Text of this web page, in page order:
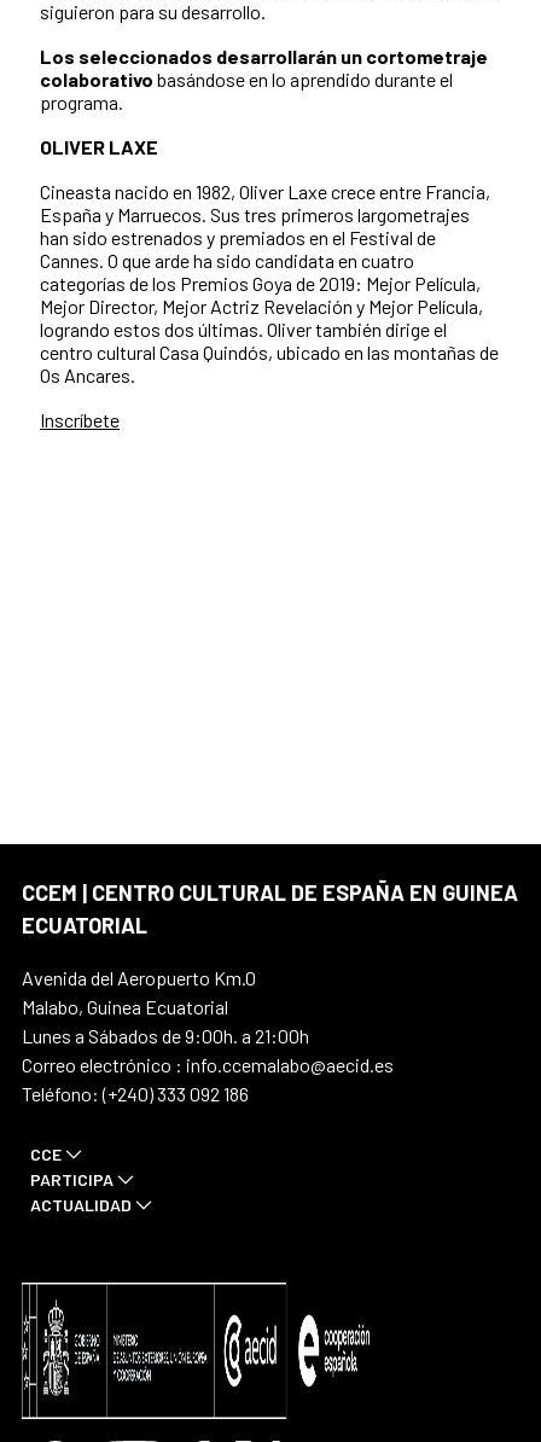
siguieron para su desarrollo.
Los seleccionados desarrollarán un cortometraje
colaborativo basándose en lo aprendido durante el
programa.
OLIVER LAXE
Cineasta nacido en 1982, Oliver Laxe crece entre Francia,
España y Marruecos. Sus tres primeros largometrajes
han sido estrenados y premiados en el Festival de
Cannes. O que arde ha sido candidata en cuatro
categorías de los Premios Goya de 2019: Mejor Película,
Mejor Director, Mejor Actriz Revelación y Mejor Película,
logrando estos dos últimas. Oliver también dirige el
centro cultural Casa Quindós, ubicado en las montañas de
Os Ancares.
Inscríbete
CCEM | CENTRO CULTURAL DE ESPAÑA EN GUINEA
ECUATORIAL
Avenida del Aeropuerto Km.0
Malabo, Guinea Ecuatorial
Lunes a Sábados de 9:00h. a 21:00h
Correo electrónico : info.ccemalabo@aecid.es
Teléfono: (+240) 333 092 186
CCE
PARTICIPA
ACTUALIDAD